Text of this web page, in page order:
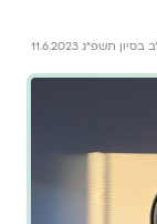
בסיון תשפ״ג 11.6.2023